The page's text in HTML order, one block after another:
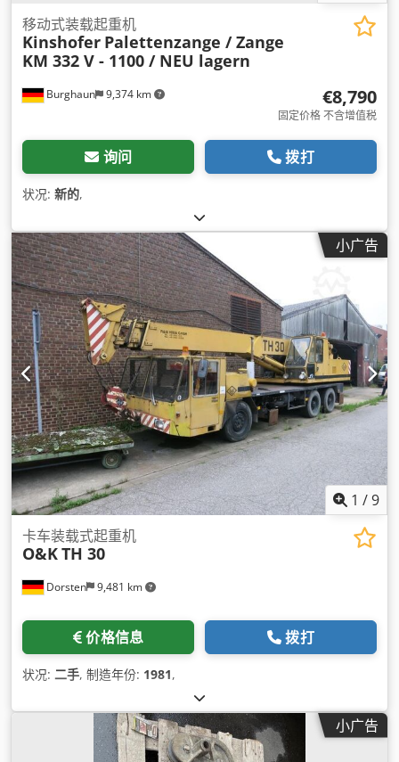
Burghaun 9,374 km
移动式装载起重机
Kinshofer Palettenzange / Zange
KM 332 V - 1100 / NEU lagern
€8,790
固定价格 不含增值税
询问 拨打
状况: 新的,
小广告
1 /9
Dorsten 9,481 km
卡车装载式起重机
O&KTH 30
价格信息 拨打
状况: 二手, 制造年份: 1981,
小广告